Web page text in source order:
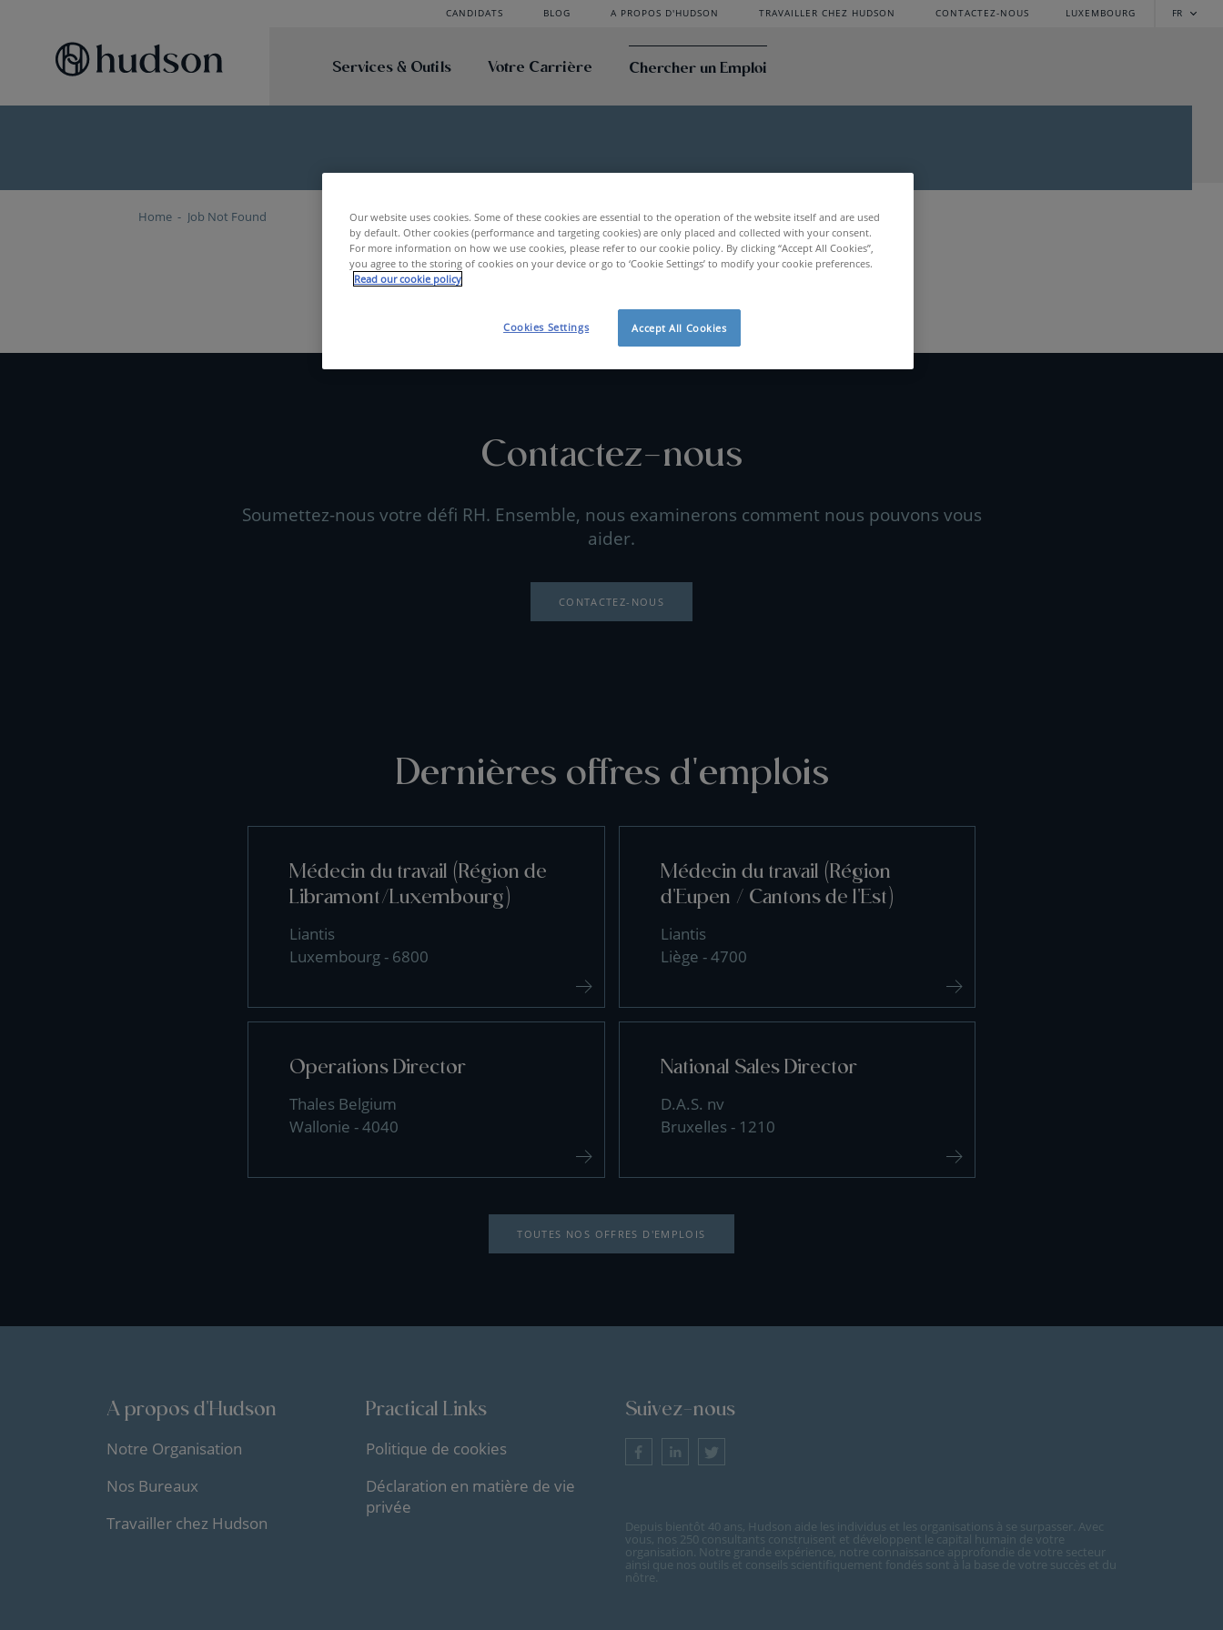
CANDIDATS BLOG A PROPOS D'HUDSON TRAVAILLER CHEZ HUDSON CONTACTEZ-NOUS LUXEMBOURG FR
Services & Outils Votre Carrière Chercher un Emploi
Home Job Not Found
Contactez-nous
Soumettez-nous votre défi RH. Ensemble, nous examinerons comment nous pouvons vous
aider.
CONTACTEZ-NOUS
Dernières offres d'emplois
Médecin du travail (Région de
Libramont/Luxembourg)
Liantis
Luxembourg - 6800
Médecin du travail (Région
d'Eupen / Cantons de l'Est)
Liantis
Liège - 4700
Operations Director
Thales Belgium
Wallonie - 4040
National Sales Director
D.A.S. nv
Bruxelles - 1210
TOUTES NOS OFFRES D'EMPLOIS
A propos d'Hudson
Notre Organisation
Nos Bureaux
Travailler chez Hudson
Practical Links
Politique de cookies
Déclaration en matière de vie
privée
Suivez-nous
Depuis bientôt 40 ans, Hudson aide les individus et les organisations à se surpasser. Avec
vous, nos 250 consultants construisent et développent le capital humain de votre
organisation. Notre grande expérience, notre connaissance approfondie de votre secteur
ainsi que nos outils et conseils scientifiquement fondés sont à la base de votre succès et du
nôtre.
Our website uses cookies. Some of these cookies are essential to the operation of the website itself and are used
by default. Other cookies (performance and targeting cookies) are only placed and collected with your consent.
For more information on how we use cookies, please refer to our cookie policy. By clicking “Accept All Cookies”,
you agree to the storing of cookies on your device or go to ‘Cookie Settings’ to modify your cookie preferences.
Read our cookie policy
Accept All Cookies
Cookies Settings